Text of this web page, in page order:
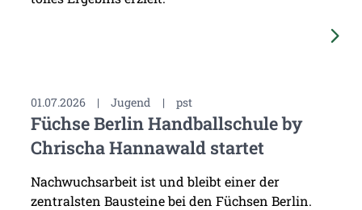
01.07.2026 | Jugend | pst
Füchse Berlin Handballschule by
Chrischa Hannawald startet
Nachwuchsarbeit ist und bleibt einer der
zentralsten Bausteine bei den Füchsen Berlin.